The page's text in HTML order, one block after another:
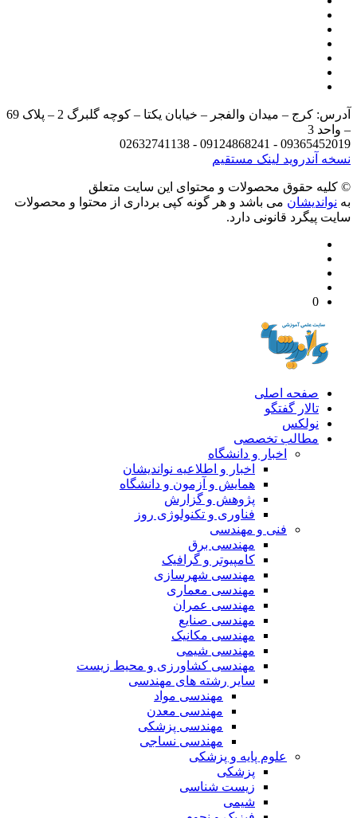
آدرس: کرج – میدان والفجر – خیابان یکتا – کوچه گلبرگ 2 – پلاک 69
3
09365452019 - 09124868241 -
آندرویدلینک مستقیم
حقوق محصولات و محتوای اين سایت متعلق
می باشد و هر گونه کپی برداری از محتوا و محصولات
پیگرد قانونی دارد.
صفحه اصلی
تالار گفتگو
نولکس
مطالب تخصصی
اخبار و دانشگاه
اخبار و اطلاعیه نواندیشان
همایش و آزمون و دانشگاه
پژوهش و گزارش
فناوری و تکنولوژی روز
فنی و مهندسی
مهندسی برق
کامپیوتر و گرافیک
مهندسی شهرسازی
مهندسی معماری
مهندسی عمران
مهندسی صنایع
مهندسی مکانیک
مهندسی شیمی
مهندسی کشاورزی و محیط زیست
سایر رشته های مهندسی
مهندسی مواد
مهندسی معدن
مهندسی پزشکی
مهندسی نساجی
علوم پایه و پزشکی
پزشکی
زیست شناسی
شیمی